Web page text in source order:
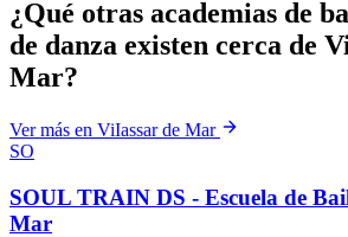
¿Qué otras academias de
de danza existen cerca de
Mar?
Ver más en ViIassar de Mar
SO
SOUL TRAIN DS - Escuela de
Mar